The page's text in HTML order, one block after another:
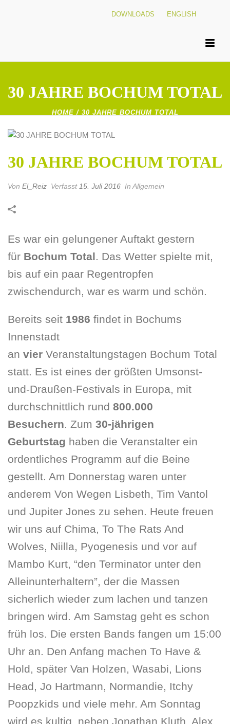
30 JAHRE BOCHUM TOTAL
HOME / 30 JAHRE BOCHUM TOTAL
30 JAHRE BOCHUM TOTAL
Von El_Reiz Verfasst 15. Juli 2016 In Allgemein
Es war ein gelungener Auftakt gestern
für Bochum Total. Das Wetter spielte mit,
bis auf ein paar Regentropfen
zwischendurch, war es warm und schön.
Bereits seit 1986 findet in Bochums
Innenstadt
an vier Veranstaltungstagen Bochum Total
statt. Es ist eines der größten Umsonst-
und-Draußen-Festivals in Europa, mit
durchschnittlich rund 800.000
Besuchern. Zum 30-jährigen
Geburtstag haben die Veranstalter ein
ordentliches Programm auf die Beine
gestellt. Am Donnerstag waren unter
anderem Von Wegen Lisbeth, Tim Vantol
und Jupiter Jones zu sehen. Heute freuen
wir uns auf Chima, To The Rats And
Wolves, Niilla, Pyogenesis und vor auf
Mambo Kurt, “den Terminator unter den
Alleinunterhaltern”, der die Massen
sicherlich wieder zum lachen und tanzen
bringen wird. Am Samstag geht es schon
früh los. Die ersten Bands fangen um 15:00
Uhr an. Den Anfang machen To Have &
Hold, später Van Holzen, Wasabi, Lions
Head, Jo Hartmann, Normandie, Itchy
Poopzkids und viele mehr. Am Sonntag
wird es kultig, neben Jonathan Kluth, Alex
DOWNLOADS ENGLISH